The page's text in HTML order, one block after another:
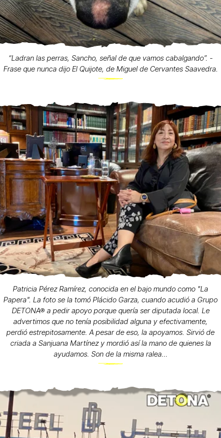
“Ladran las perras, Sancho, señal de que vamos cabalgando”. -
Frase que nunca dijo El Quijote, de Miguel de Cervantes Saavedra.
Patricia Pérez Ramírez, conocida en el bajo mundo como "La
Papera". La foto se la tomó Plácido Garza, cuando acudió a Grupo
DETONA® a pedir apoyo porque quería ser diputada local. Le
advertimos que no tenía posibilidad alguna y efectivamente,
perdió estrepitosamente. A pesar de eso, la apoyamos. Sirvió de
criada a Sanjuana Martínez y mordió así la mano de quienes la
ayudamos. Son de la misma ralea...